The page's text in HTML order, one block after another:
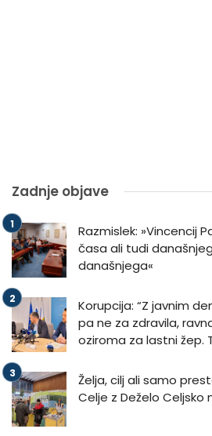
Zadnje objave
Razmislek: »Vincencij
časa ali tudi
današnjega«
Korupcija: “Z javnim
pa ne za zdravila,
oziroma za lastni žep.
Želja, cilj ali samo
Celje z Deželo Celjsko